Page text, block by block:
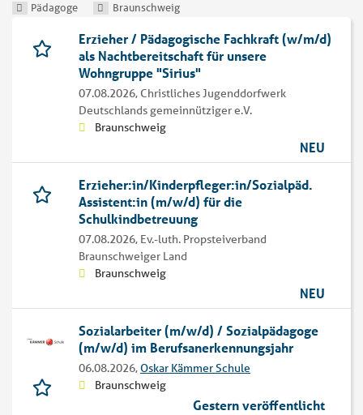
Pädagoge Braunschweig
Erzieher / Pädagogische Fachkraft (w/m/d)
als Nachtbereitschaft für unsere
Wohngruppe "Sirius"
07.08.2026, Christliches Jugenddorfwerk
Deutschlands gemeinnütziger e.V.
Braunschweig
NEU
Erzieher:in/Kinderpfleger:in/Sozialpäd.
Assistent:in (m/w/d) für die
Schulkindbetreuung
07.08.2026, Ev.-luth. Propsteiverband
Braunschweiger Land
Braunschweig
NEU
Sozialarbeiter (m/w/d) / Sozialpädagoge
(m/w/d) im Berufsanerkennungsjahr
06.08.2026, Oskar Kämmer Schule
Braunschweig
Gestern veröffentlicht